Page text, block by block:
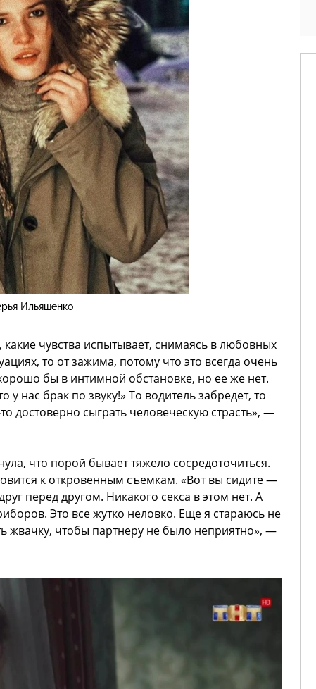
Ильяшенко
чувства испытывает, снимаясь в любовных
то от зажима, потому что это всегда очень
бы в интимной обстановке, но ее же нет.
у нас брак по звуку!» То водитель забредет, то
достоверно сыграть человеческую страсть», —
что порой бывает тяжело сосредоточиться.
к откровенным съемкам. «Вот вы сидите —
перед другом. Никакого секса в этом нет. А
Это все жутко неловко. Еще я стараюсь не
жвачку, чтобы партнеру не было неприятно», —